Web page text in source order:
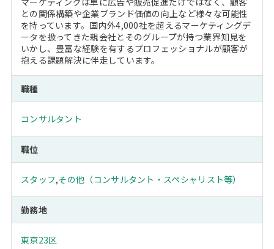
との関係構築や企業ブランド価値の向上など様々な可能性
を持っています。国内外4,000社を超えるマーケティングデ
ータを扱ってきた親会社とそのグループが持つ業界知見を
いかし、豊富な経験を有するプロフェッショナルが顧客が
抱える課題解決に伴走しています。
職種
コンサルタント
職位
スタッフ,その他（コンサルタント・スペシャリスト等）
勤務地
東京23区